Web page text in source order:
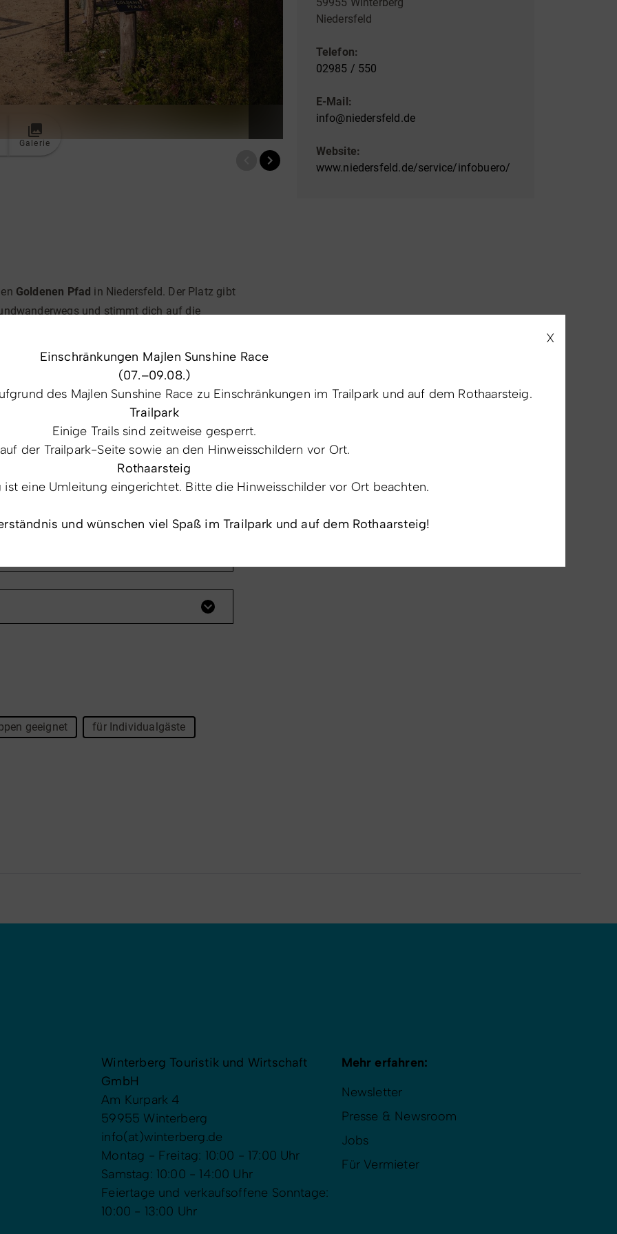
X
Einschränkungen Majlen Sunshine Race
(07.–09.08.)
des Majlen Sunshine Race zu Einschränkungen im Trailpark und auf dem Rothaarsteig.
Trailpark
Einige Trails sind zeitweise gesperrt.
der Trailpark-Seite sowie an den Hinweisschildern vor Ort.
Rothaarsteig
ist eine Umleitung eingerichtet. Bitte die Hinweisschilder vor Ort beachten.
und wünschen viel Spaß im Trailpark und auf dem Rothaarsteig!
Galerie
Goldenen Pfad in Niedersfeld. Der Platz gibt
und stimmt dich auf die
10 Achtsamkeitsstationen
bewusst
wohltuenden Pause für Körper und
folgen. Parkplätze sind an der
Weg geradeaus ca. 200m bis zum
geeignet für Individualgäste
Niedersfeld
Telefon:
02985 / 550
E-Mail:
info@niedersfeld.de
Website:
www.niedersfeld.de/service/infobuero/
Winterberg Touristik und Wirtschaft
GmbH
Am Kurpark 4
59955 Winterberg
info(at)winterberg.de
Montag - Freitag: 10:00 - 17:00 Uhr
Samstag: 10:00 - 14:00 Uhr
Feiertage und verkaufsoffene Sonntage:
10:00 - 13:00 Uhr
Mehr erfahren:
Newsletter
Presse & Newsroom
Jobs
Für Vermieter